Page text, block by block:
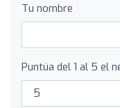
Tu nombre
Puntúa del 1 al 5 el